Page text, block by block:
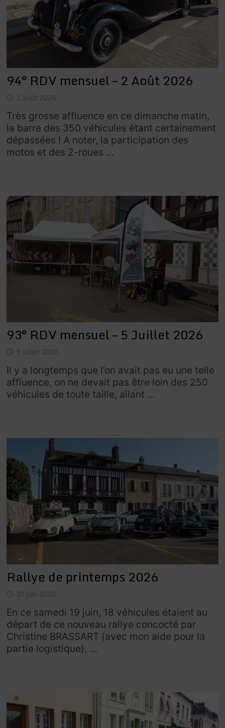
94° RDV mensuel – 2 Août 2026
2 août 2026
Très grosse affluence en ce dimanche matin,
la barre des 350 véhicules étant certainement
dépassées ! A noter, la participation des
motos et des 2-roues …
93° RDV mensuel – 5 Juillet 2026
5 juillet 2026
Il y a longtemps que l’on avait pas eu une telle
affluence, on ne devait pas être loin des 250
véhicules de toute taille, allant …
Rallye de printemps 2026
21 juin 2026
En ce samedi 19 juin, 18 véhicules étaient au
départ de ce nouveau rallye concocté par
Christine BRASSART (avec mon aide pour la
partie logistique). …